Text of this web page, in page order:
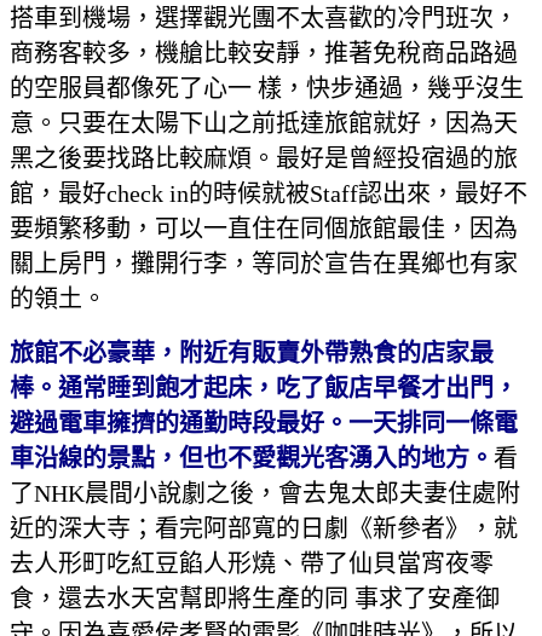
搭車到機場，選擇觀光團不太喜歡的冷門班次，
商務客較多，機艙比較安靜，推著免稅商品路過
的空服員都像死了心一 樣，快步通過，幾乎沒生
意。只要在太陽下山之前抵達旅館就好，因為天
黑之後要找路比較麻煩。最好是曾經投宿過的旅
館，最好check in的時候就被Staff認出來，最好不
要頻繁移動，可以一直住在同個旅館最佳，因為
關上房門，攤開行李，等同於宣告在異鄉也有家
的領土。
旅館不必豪華，附近有販賣外帶熟食的店家最
棒。通常睡到飽才起床，吃了飯店早餐才出門，
避過電車擁擠的通勤時段最好。一天排同一條電
車沿線的景點，但也不愛觀光客湧入的地方。 看
了NHK晨間小說劇之後，會去鬼太郎夫妻住處附
近的深大寺；看完阿部寬的日劇《新參者》，就
去人形町吃紅豆餡人形燒、帶了仙貝當宵夜零
食，還去水天宮幫即將生產的同 事求了安產御